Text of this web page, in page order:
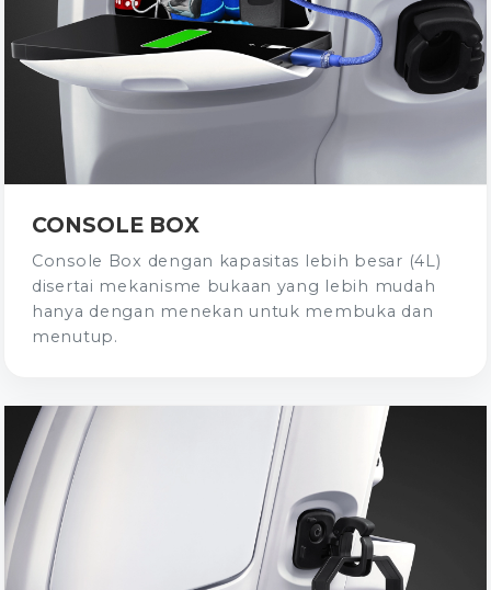
CONSOLE BOX
Console Box dengan kapasitas lebih besar (4L)
disertai mekanisme bukaan yang lebih mudah
hanya dengan menekan untuk membuka dan
menutup.